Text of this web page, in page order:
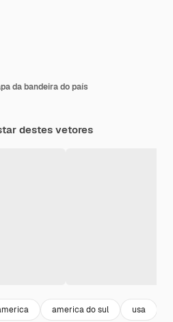
da bandeira do país
destes vetores
america do sul usa